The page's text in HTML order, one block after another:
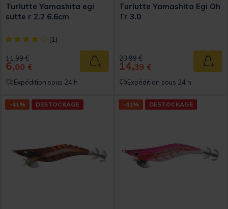
Turlutte Yamashita egi
sutte r 2.2 6.6cm
[object Object] out of 5 Customer Rating
(1)
Price reduced from
11,99 €to
6,00 € Ajouter au panier
Expédition sous 24 h
Turlutte Yamashita Egi Oh
Tr 3.0
Price reduced from
23,99 €to
14,39 €
Expédition sous 24 h
-41% DESTOCKAGE -41% DESTOCKAGE